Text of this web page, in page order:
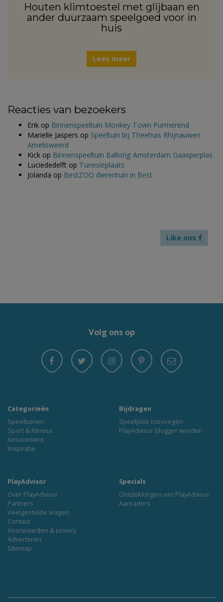
Houten klimtoestel met glijbaan en
ander duurzaam speelgoed voor in
huis
Lees meer
Reacties van bezoekers
Erik op Binnenspeeltuin Monkey Town Purmerend
Marielle Jaspers op Speeltuin bij Theehuis Rhijnauwen
Amelisweerd
Kick op Binnenspeeltuin Ballorig Amsterdam Gaasperplas
Luciededelft op Tunesiëplaats
Jolanda op BestZOO dierentuin in Best
Like ons
Volg ons op
Categorieën
Speeltuinen
Sport & Fitness
Amusement
Inspiratie
Bijdragen
Speelplek toevoegen
PlayAdvisor blogger worden
PlayAdvisor
Over PlayAdvisor
Partners
Veelgestelde vragen
Contact
Voorwaarden & privacy
Adverteren
Sitemap
Specials
Ontdekkingen van PlayAdvisor
Aanraders